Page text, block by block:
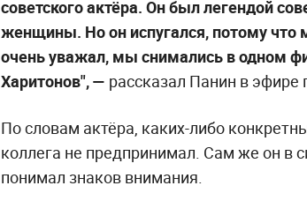
советского актёра. Он был легендой
женщины. Но он испугался, потому что
очень уважал, мы снимались в одном
Харитонов", — рассказал Панин в эфире
По словам актёра, каких-либо
коллега не предпринимал. Сам же он в
понимал знаков внимания.